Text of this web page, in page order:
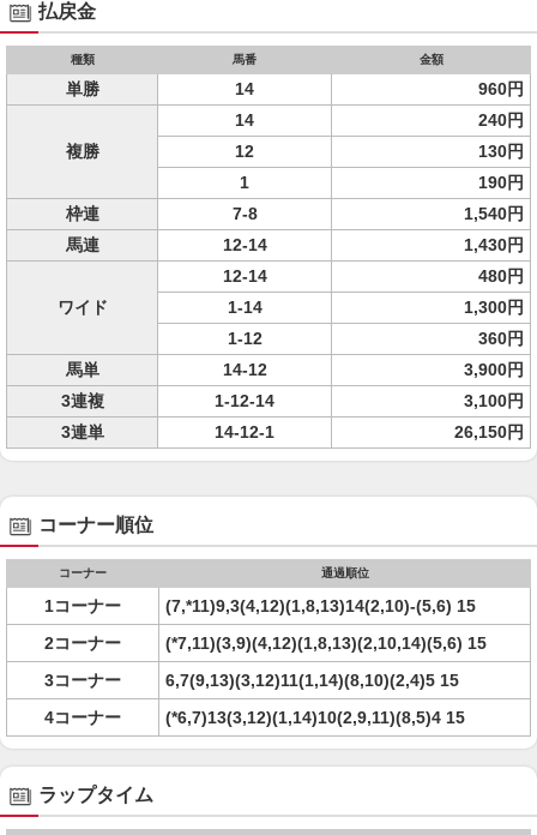
払戻金
種類 馬番 金額
単勝 14 960円
複勝
14
240円
12
130円
1
190円
枠連
7-8
1,540円
馬連
12-14 1,430円
ワイド
12-14
480円
1-14
1,300円
1-12
360円
馬単
14-12
3,900円
3連複
1-12-14
3,100円
3連単
14-12-1 26,150円
コーナー順位
コーナー 通過順位
1コーナー
(7,*11)9,3(4,12)(1,8,13)14(2,10)-(5,6) 15
2コーナー
(*7,11)(3,9)(4,12)(1,8,13)(2,10,14)(5,6) 15
3コーナー
6,7(9,13)(3,12)11(1,14)(8,10)(2,4)5 15
4コーナー
(*6,7)13(3,12)(1,14)10(2,9,11)(8,5)4 15
ラップタイム